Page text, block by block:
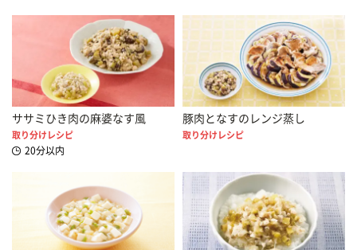
ササミひき肉の麻婆なす風
取り分けレシピ
20分以内
豚肉となすのレンジ蒸し
取り分けレシピ